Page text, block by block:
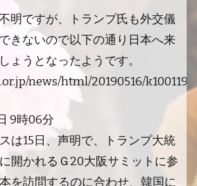
明ですが、トランプ氏も外交儀
きないので以下の通り日本へ来
ょうとなったようです。
news/html/20190516/
9時06分
は15日、声明で、トランプ大統
開かれるＧ20大阪サミットに参
を訪問するのに合わせ、韓国に